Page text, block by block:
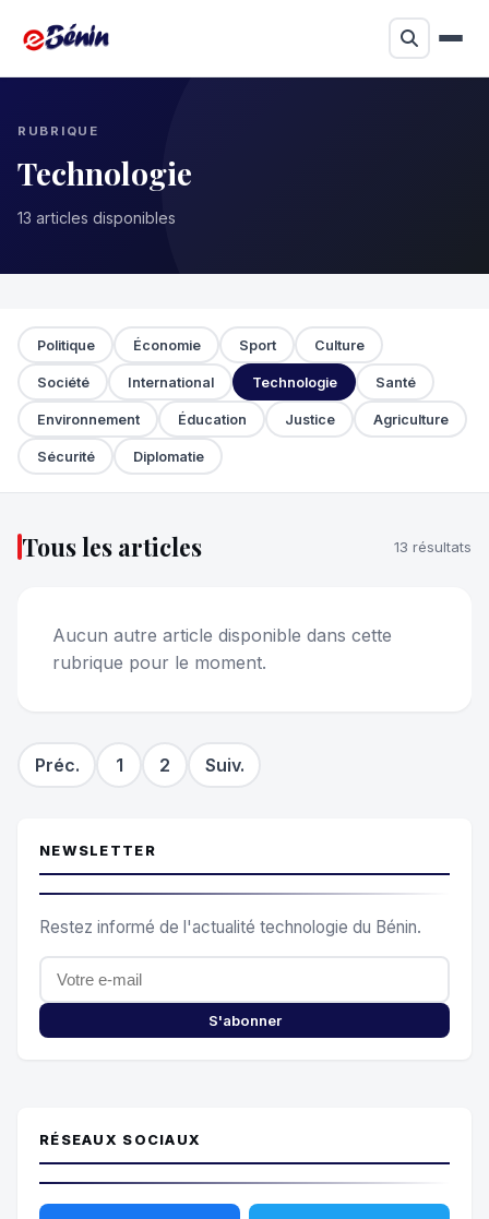
RUBRIQUE
Technologie
13 articles disponibles
Politique Économie Sport Culture
Société International Technologie Santé
Environnement Éducation Justice Agriculture
Sécurité Diplomatie
Tous les articles 13 résultats
Aucun autre article disponible dans cette
rubrique pour le moment.
Préc. 1 2 Suiv.
NEWSLETTER
Restez informé de l'actualité technologie du Bénin.
S'abonner
RÉSEAUX SOCIAUX